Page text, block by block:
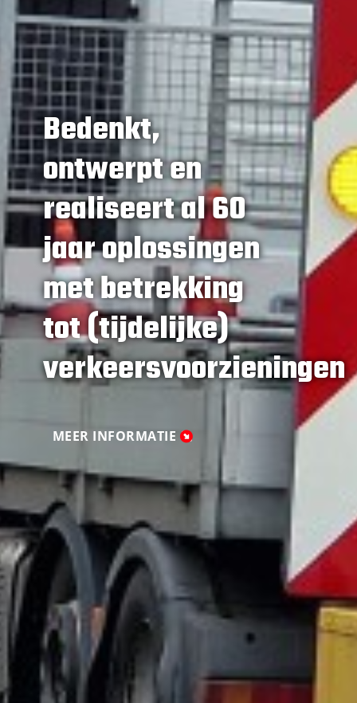
Bedenkt,
ontwerpt en
realiseert al 60
jaar oplossingen
met betrekking
tot (tijdelijke)
verkeersvoorzieningen
MEER INFORMATIE